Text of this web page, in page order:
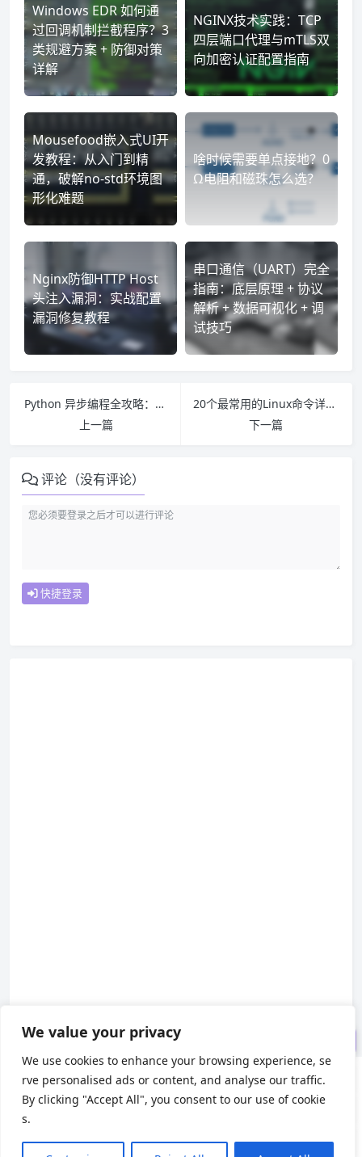
We value your privacy
We use cookies to enhance your browsing experience, se
rve personalised ads or content, and analyse our traffic.
By clicking "Accept All", you consent to our use of cookie
s.
Windows EDR 如何通
过回调机制拦截程序？3
类规避方案 + 防御对策
详解
NGINX技术实践：TCP
四层端口代理与mTLS双
向加密认证配置指南
Mousefood嵌入式UI开
发教程：从入门到精
通，破解no-std环境图
形化难题
啥时候需要单点接地？0
Ω电阻和磁珠怎么选？
Nginx防御HTTP Host
头注入漏洞：实战配置
漏洞修复教程
串口通信（UART）完全
指南：底层原理 + 协议
解析 + 数据可视化 + 调
试技巧
Python 异步编程全攻略：asyncio 入门、实战与最佳实践
上一篇
20个最常用的Linux命令详解 | 服务器运维与系统管理必备指南
下一篇
评论（没有评论）
快捷登录
MSF 反弹 shell
About us